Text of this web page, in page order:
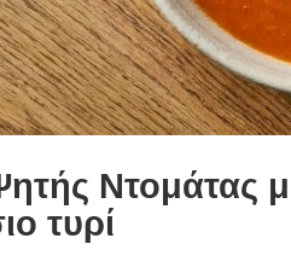
Ντομάτας
τυρί